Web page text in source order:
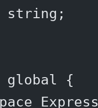
string ;
global {
Express